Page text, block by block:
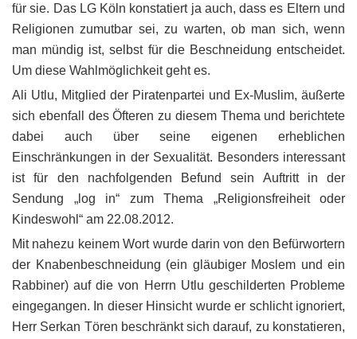
für sie. Das LG Köln konstatiert ja auch, dass es Eltern und
Religionen zumutbar sei, zu warten, ob man sich, wenn
man mündig ist, selbst für die Beschneidung entscheidet.
Um diese Wahlmöglichkeit geht es.
Ali Utlu, Mitglied der Piratenpartei und Ex-Muslim, äußerte
sich ebenfall des Öfteren zu diesem Thema und berichtete
dabei auch über seine eigenen erheblichen
Einschränkungen in der Sexualität. Besonders interessant
ist für den nachfolgenden Befund sein Auftritt in der
Sendung „log in“ zum Thema „Religionsfreiheit oder
Kindeswohl“ am 22.08.2012.
Mit nahezu keinem Wort wurde darin von den Befürwortern
der Knabenbeschneidung (ein gläubiger Moslem und ein
Rabbiner) auf die von Herrn Utlu geschilderten Probleme
eingegangen. In dieser Hinsicht wurde er schlicht ignoriert,
Herr Serkan Tören beschränkt sich darauf, zu konstatieren,